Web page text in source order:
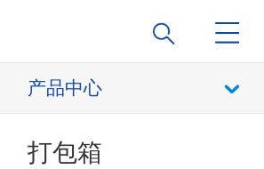
产品中心
打包箱